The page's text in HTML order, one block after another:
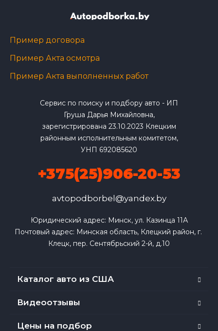
Пример договора
Пример Акта осмотра
Пример Акта выполненных работ
Сервис по поиску и подбору авто - ИП
Груша Дарья Михайловна,
зарегистрирована 23.10.2023 Клецким
районным исполнительным комитетом,
УНП 692085620
+375(25)906-20-53
avtopodborbel@yandex.by
Юридический адрес: Минск, ул. Казинца 11А
Почтовый адрес: Минская область, Клецкий район, г.
Клецк, пер. Сентябрьский 2-й, д.10
Каталог авто из США
Видеоотзывы
Цены на подбор